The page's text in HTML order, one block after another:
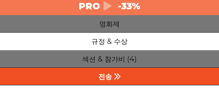
PRO -33%
영화제
규정 & 수상
섹션 & 참가비 (4)
전송